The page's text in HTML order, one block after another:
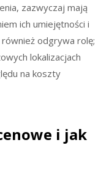
zazwyczaj mają
ich umiejętności i
odgrywa rolę;
lokalizacjach
na koszty
i jak